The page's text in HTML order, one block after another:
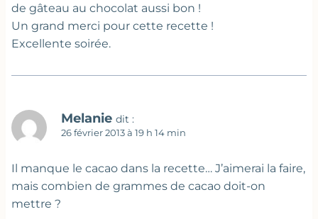
de gâteau au chocolat aussi bon !
Un grand merci pour cette recette !
Excellente soirée.
Melanie dit :
26 février 2013 à 19 h 14 min
Il manque le cacao dans la recette… J’aimerai la faire,
mais combien de grammes de cacao doit-on
mettre ?